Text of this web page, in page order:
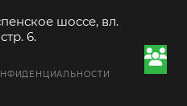
шоссе, вл.
6.